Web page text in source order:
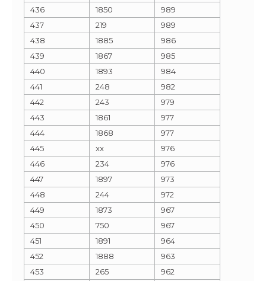
436 1850
989
437
219
989
438
1885
986
439
1867
985
440
1893
984
441
248
982
442
243
979
443
1861
977
444
1868
977
445
xx
976
446
234
976
447
1897
973
448
244
972
449
1873
967
450
750
967
451
1891
964
452
1888
963
453
265
962